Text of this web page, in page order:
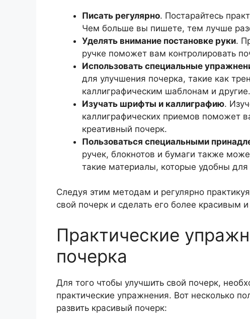
Писать регулярно. Постарайтесь
Чем больше вы пишете, тем лучше
Уделять внимание постановке руки.
ручке поможет вам контролировать
Использовать специальные
для улучшения почерка, такие как
каллиграфическим шаблонам и другие.
Изучать шрифты и каллиграфию.
каллиграфических приемов поможет
креативный почерк.
Пользоваться специальными
ручек, блокнотов и бумаги также
такие материалы, которые удобны для
Следуя этим методам и регулярно
свой почерк и сделать его более красивым
Практические
почерка
Для того чтобы улучшить свой почерк,
практические упражнения. Вот несколько
развить красивый почерк: